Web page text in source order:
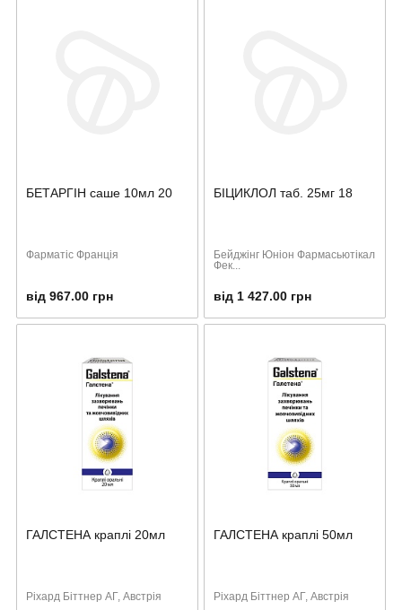
БЕТАРГІН саше 10мл 20
Фарматіс Франція
від 967.00 грн
БІЦИКЛОЛ таб. 25мг 18
Бейджінг Юніон Фармасьютікал
Фек...
від 1 427.00 грн
ГАЛСТЕНА краплі 20мл
Ріхард Біттнер АГ, Австрія
ГАЛСТЕНА краплі 50мл
Ріхард Біттнер АГ, Австрія